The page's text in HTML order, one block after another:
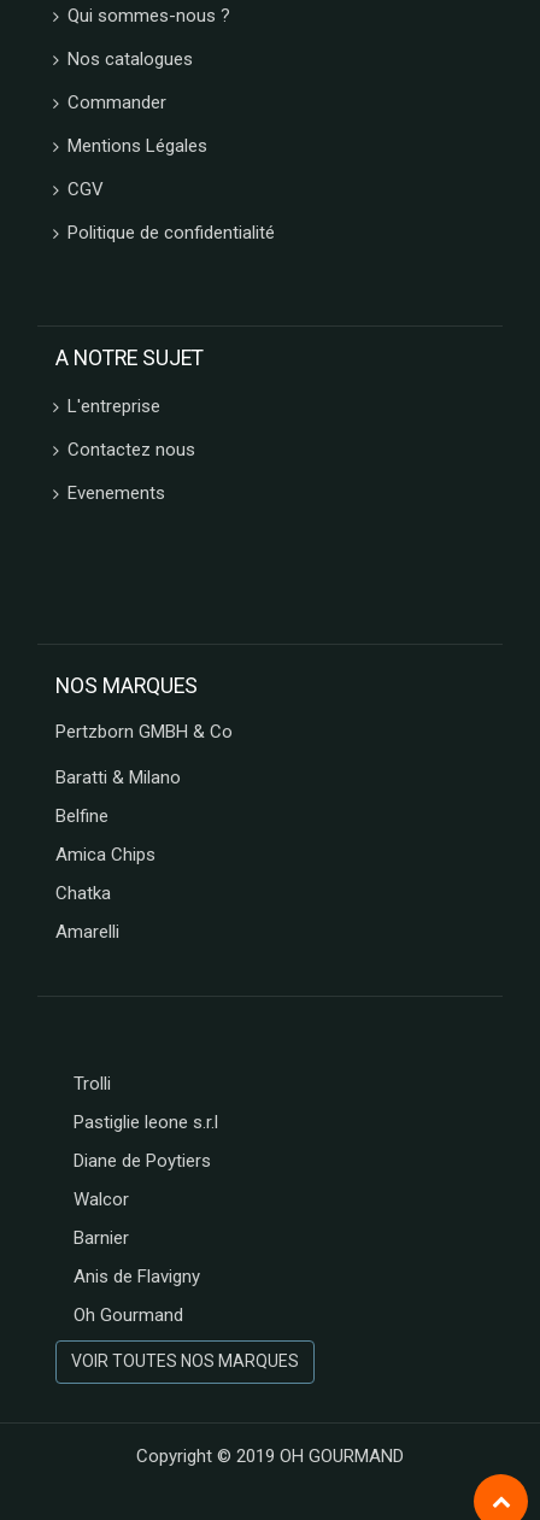
Qui sommes-nous ?
Nos catalogues
Commander
Mentions Légales
CGV
Politique de confidentialité
A NOTRE SUJET
L'entreprise
Contactez nous
Evenements
NOS MARQUES
Pertzborn GMBH & Co
Baratti & Milano
Belfine
Amica Chips
Chatka
Amarelli
Trolli
Pastiglie leone s.r.l
Diane de Poytiers
Walcor
Barnier
Anis de Flavigny
Oh Gourmand
VOIR TOUTES NOS MARQUES
Copyright © 2019 OH GOURMAND